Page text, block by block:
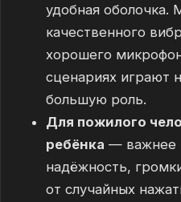
удобная оболочка.
качественного
хорошего
сценариях играют
большую роль.
Для пожилого
ребёнка — важнее
надёжность,
от случайных